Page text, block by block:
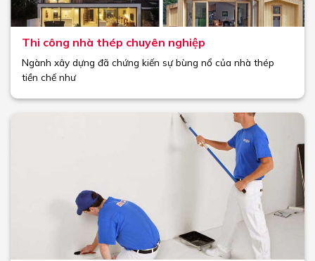
Thi công nhà thép chuyên nghiệp
Ngành xây dựng đã chứng kiến sự bùng nổ của nhà thép
tiền chế như